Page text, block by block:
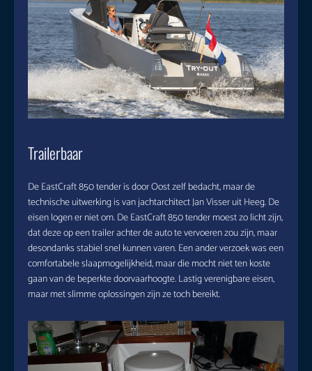
Trailerbaar
De EastCraft 850 tender is door Oost zelf bedacht, maar de
technische uitwerking is van jachtarchitect Jan Visser uit Heeg. De
eisen logen er niet om. De EastCraft 850 tender moest zo licht zijn,
dat deze op een trailer achter de auto te vervoeren zou zijn, maar
desondanks stabiel snel kunnen varen. Een ander verzoek was een
comfortabele slaapmogelijkheid, maar die mocht niet ten koste
gaan van de beperkte doorvaarhoogte. Lastig verenigbare eisen,
maar met slimme oplossingen zijn ze toch bereikt.